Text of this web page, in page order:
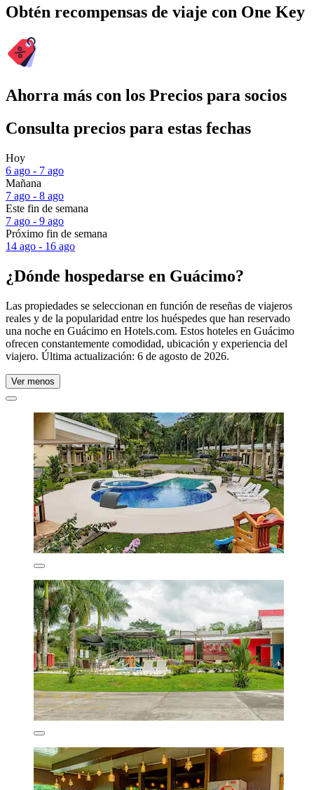
Obtén recompensas de viaje con One Key
Ahorra más con los Precios para socios
Consulta precios para estas fechas
Hoy
6 ago - 7 ago
Mañana
7 ago - 8 ago
Este fin de semana
7 ago - 9 ago
Próximo fin de semana
14 ago - 16 ago
¿Dónde hospedarse en Guácimo?
Las propiedades se seleccionan en función de reseñas de viajeros
reales y de la popularidad entre los huéspedes que han reservado
una noche en Guácimo en Hotels.com. Estos hoteles en Guácimo
ofrecen constantemente comodidad, ubicación y experiencia del
viajero. Última actualización: 6 de agosto de 2026.
Ver menos